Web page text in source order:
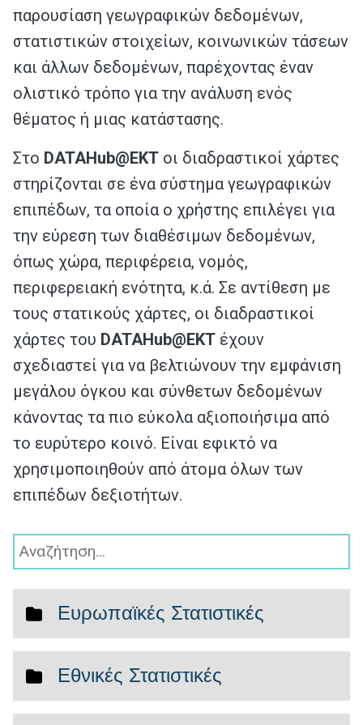
παρουσίαση γεωγραφικών δεδομένων,
στατιστικών στοιχείων, κοινωνικών τάσεων
και άλλων δεδομένων, παρέχοντας έναν
ολιστικό τρόπο για την ανάλυση ενός
θέματος ή μιας κατάστασης.
Στο DATAHub@ΕΚΤ οι διαδραστικοί χάρτες
στηρίζονται σε ένα σύστημα γεωγραφικών
επιπέδων, τα οποία ο χρήστης επιλέγει για
την εύρεση των διαθέσιμων δεδομένων,
όπως χώρα, περιφέρεια, νομός,
περιφερειακή ενότητα, κ.ά. Σε αντίθεση με
τους στατικούς χάρτες, οι διαδραστικοί
χάρτες του DATAHub@ΕΚΤ έχουν
σχεδιαστεί για να βελτιώνουν την εμφάνιση
μεγάλου όγκου και σύνθετων δεδομένων
κάνοντας τα πιο εύκολα αξιοποιήσιμα από
το ευρύτερο κοινό. Είναι εφικτό να
χρησιμοποιηθούν από άτομα όλων των
επιπέδων δεξιοτήτων.
Ευρωπαϊκές Στατιστικές
Καινοτομία Επιχειρήσεων
Εθνικές Στατιστικές